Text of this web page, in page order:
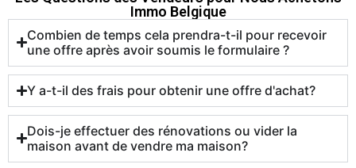
Immo Belgique
Combien de temps cela prendra-t-il pour recevoir
une offre après avoir soumis le formulaire ?
Y a-t-il des frais pour obtenir une offre d'achat?
Dois-je effectuer des rénovations ou vider la
maison avant de vendre ma maison?